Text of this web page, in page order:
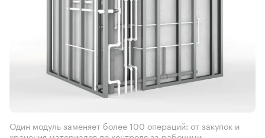
Один модуль заменяет более 100 операций: от закупок и